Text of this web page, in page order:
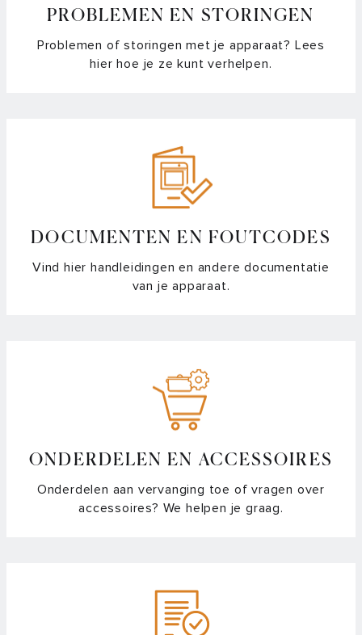
PROBLEMEN EN STORINGEN
Problemen of storingen met je apparaat? Lees
hier hoe je ze kunt verhelpen.
DOCUMENTEN EN FOUTCODES
Vind hier handleidingen en andere documentatie
van je apparaat.
ONDERDELEN EN ACCESSOIRES
Onderdelen aan vervanging toe of vragen over
accessoires? We helpen je graag.